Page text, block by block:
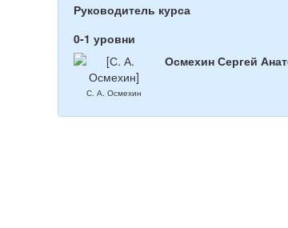
Руководитель курса
0-1 уровни
С. А. Осмехин
Осмехин Сергей